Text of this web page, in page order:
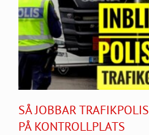
SÅ JOBBAR
PÅ KONTROLLPLATS